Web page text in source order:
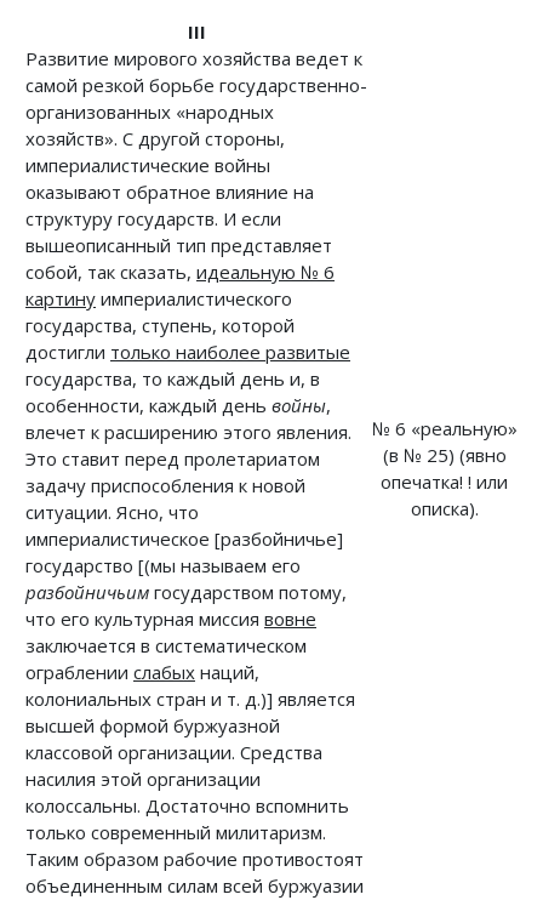
III
Развитие мирового хозяйства ведет к
самой резкой борьбе государственно-
организованных «народных
хозяйств». С другой стороны,
империалистические войны
оказывают обратное влияние на
структуру государств. И если
вышеописанный тип представляет
собой, так сказать, идеальную № 6
картину империалистического
государства, ступень, которой
достигли только наиболее развитые
государства, то каждый день и, в
особенности, каждый день войны,
влечет к расширению этого явления.
Это ставит перед пролетариатом
задачу приспособления к новой
ситуации. Ясно, что
империалистическое [разбойничье]
государство [(мы называем его
разбойничьим государством потому,
что его культурная миссия вовне
заключается в систематическом
ограблении слабых наций,
колониальных стран и т. д.)] является
высшей формой буржуазной
классовой организации. Средства
насилия этой организации
колоссальны. Достаточно вспомнить
только современный милитаризм.
Таким образом рабочие противостоят
объединенным силам всей буржуазии
№ 6 «реальную»
(в № 25) (явно
опечатка! ! или
описка).